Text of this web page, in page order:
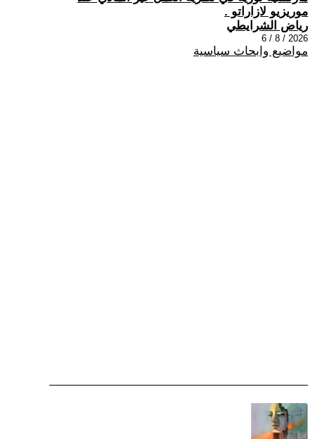
موريزيو لازاراتو .
رياض الشرايطي
2026 / 8 / 6
مواضيع وابحاث سياسية